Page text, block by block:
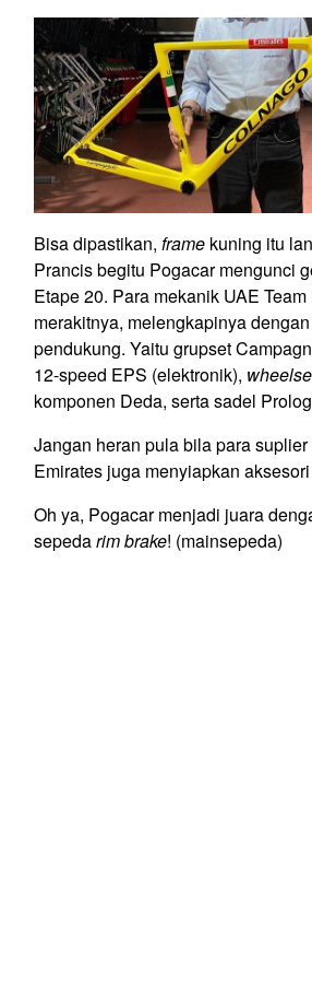
Bisa dipastikan, frame kuning itu
Prancis begitu Pogacar mengunci
Etape 20. Para mekanik UAE
merakitnya, melengkapinya
pendukung. Yaitu grupset
12-speed EPS (elektronik),
komponen Deda, serta sadel
Jangan heran pula bila para suplier
Emirates juga menyiapkan
Oh ya, Pogacar menjadi juara
sepedarim brake! (mainsepeda)